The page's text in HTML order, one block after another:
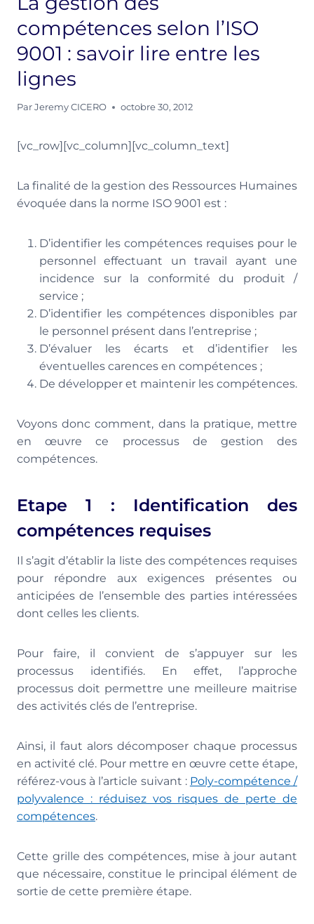
compétences selon l’ISO
9001 : savoir lire entre les
lignes
Par Jeremy CICERO octobre 30, 2012
[vc_row][vc_column][vc_column_text]
La finalité de la gestion des Ressources Humaines
évoquée dans la norme ISO 9001 est :
D’identifier les compétences requises pour le
personnel effectuant un travail ayant une
incidence sur la conformité du produit /
service ;
D’identifier les compétences disponibles par
le personnel présent dans l’entreprise ;
D’évaluer les écarts et d’identifier les
éventuelles carences en compétences ;
De développer et maintenir les compétences.
Voyons donc comment, dans la pratique, mettre
en œuvre ce processus de gestion des
compétences.
Etape 1 : Identification des
compétences requises
Il s’agit d’établir la liste des compétences requises
pour répondre aux exigences présentes ou
anticipées de l’ensemble des parties intéressées
dont celles les clients.
Pour faire, il convient de s’appuyer sur les
processus identifiés. En effet, l’approche
processus doit permettre une meilleure maitrise
des activités clés de l’entreprise.
Ainsi, il faut alors décomposer chaque processus
en activité clé. Pour mettre en œuvre cette étape,
référez-vous à l’article suivant : Poly-compétence /
polyvalence : réduisez vos risques de perte de
compétences.
Cette grille des compétences, mise à jour autant
que nécessaire, constitue le principal élément de
sortie de cette première étape.